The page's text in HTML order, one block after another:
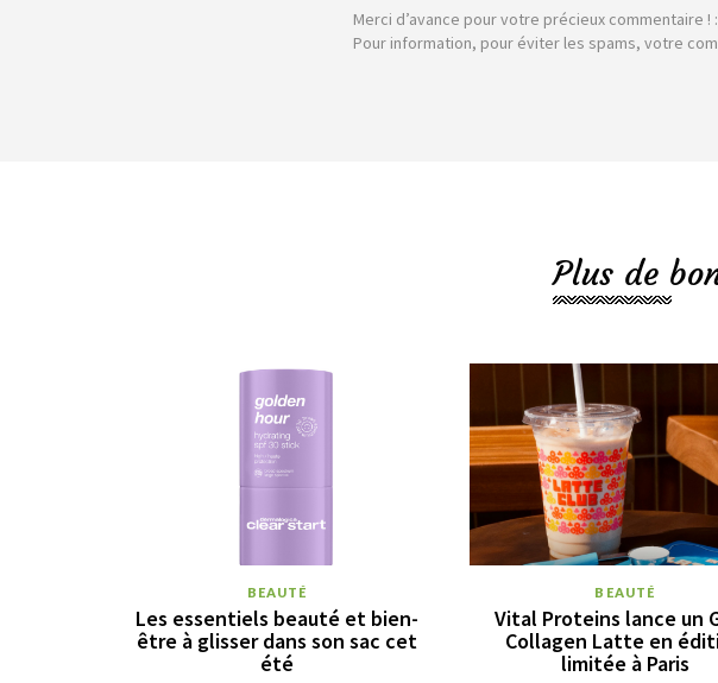
Merci d’avance pour votre précieux commentaire !
Pour information, pour éviter les spams, votre
Plus de
BEAUTÉ
Les essentiels beauté et bien-
être à glisser dans son sac cet
été
BEAUTÉ
Vital Proteins lance un
Collagen Latte en
limitée à Paris